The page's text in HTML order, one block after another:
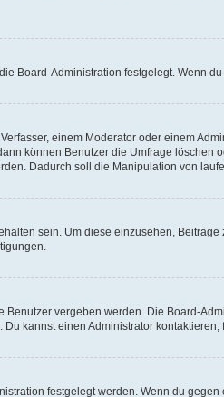
Board-Administration festgelegt. Wenn
einem Moderator oder einem
können Benutzer die Umfrage
Dadurch soll die Manipulation von
sein. Um diese einzusehen,
vergeben werden. Die Board-
kannst einen Administrator
festgelegt werden. Wenn du